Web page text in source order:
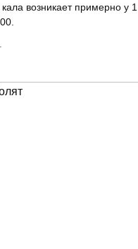
возникает примерно у 1